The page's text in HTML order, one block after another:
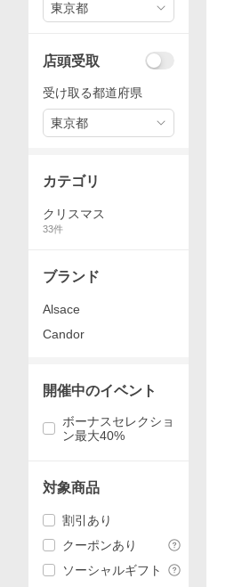
東京都
店頭受取
受け取る都道府県
東京都
カテゴリ
クリスマス
33件
ブランド
Alsace
Candor
開催中のイベント
ボーナスセレクショ
ン最大40%
対象商品
割引あり
クーポンあり
ソーシャルギフト